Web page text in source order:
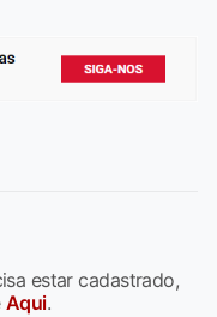
estar cadastrado,
Aqui.